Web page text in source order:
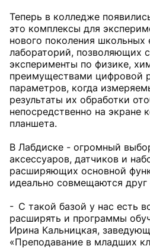
Теперь в колледже
это комплексы для
нового поколения школьных
лабораторий, позволяющих
эксперименты по физике,
преимуществами цифровой
параметров, когда
результаты их обработки
непосредственно на экране
планшета.
В Лабдиске - огромный
аксессуаров, датчиков и
расширяющих основной
идеально совмещаются друг
- С такой базой у нас есть
расширять и программы
Ирина Кальницкая,
«Преподавание в младших